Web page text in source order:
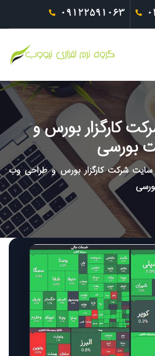
09122591063
کارگزار بورس و
بورسی
شرکت کارگزار بورس و طراحی وب